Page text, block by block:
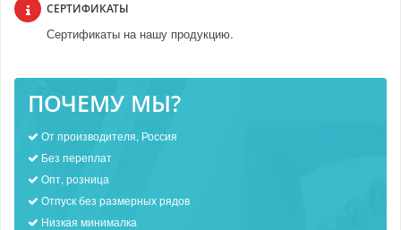
СЕРТИФИКАТЫ
Сертификаты на нашу продукцию.
ПОЧЕМУ МЫ?
От производителя, Россия
Без переплат
Опт, розница
Отпуск без размерных рядов
Низкая минималка